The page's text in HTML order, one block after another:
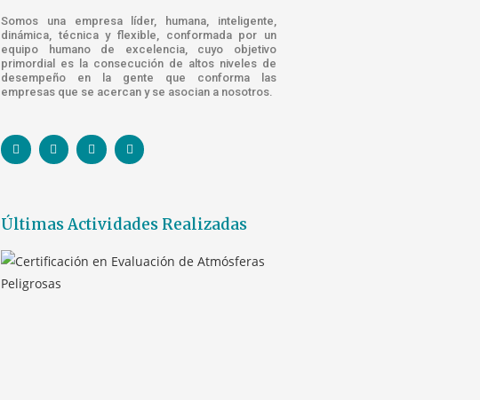
Somos una empresa líder, humana, inteligente,
dinámica, técnica y flexible, conformada por un
equipo humano de excelencia, cuyo objetivo
primordial es la consecución de altos niveles de
desempeño en la gente que conforma las
empresas que se acercan y se asocian a nosotros.
Últimas Actividades Realizadas